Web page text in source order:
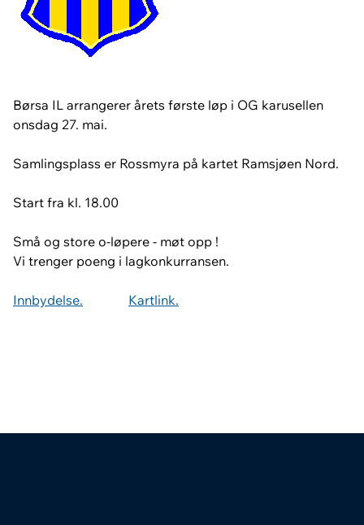
Børsa IL arrangerer årets første løp i OG karusellen
onsdag 27. mai.
Samlingsplass er Rossmyra på kartet Ramsjøen Nord.
Start fra kl. 18.00
Små og store o-løpere - møt opp !
Vi trenger poeng i lagkonkurransen.
Innbydelse. Kartlink.